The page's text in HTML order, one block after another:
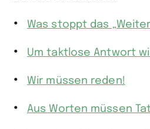
Was stoppt das
Um taktlose Antwort
Wir müssen reden!
Aus Worten müssen